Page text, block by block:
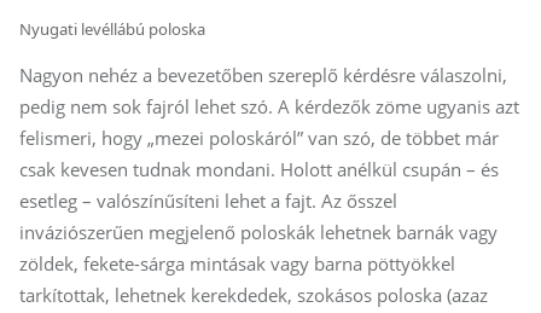
Nyugati levéllábú poloska
Nagyon nehéz a bevezetőben szereplő kérdésre válaszolni,
pedig nem sok fajról lehet szó. A kérdezők zöme ugyanis azt
felismeri, hogy „mezei poloskáról” van szó, de többet már
csak kevesen tudnak mondani. Holott anélkül csupán – és
esetleg – valószínűsíteni lehet a fajt. Az ősszel
inváziószerűen megjelenő poloskák lehetnek barnák vagy
zöldek, fekete-sárga mintásak vagy barna pöttyökkel
tarkítottak, lehetnek kerekdedek, szokásos poloska (azaz